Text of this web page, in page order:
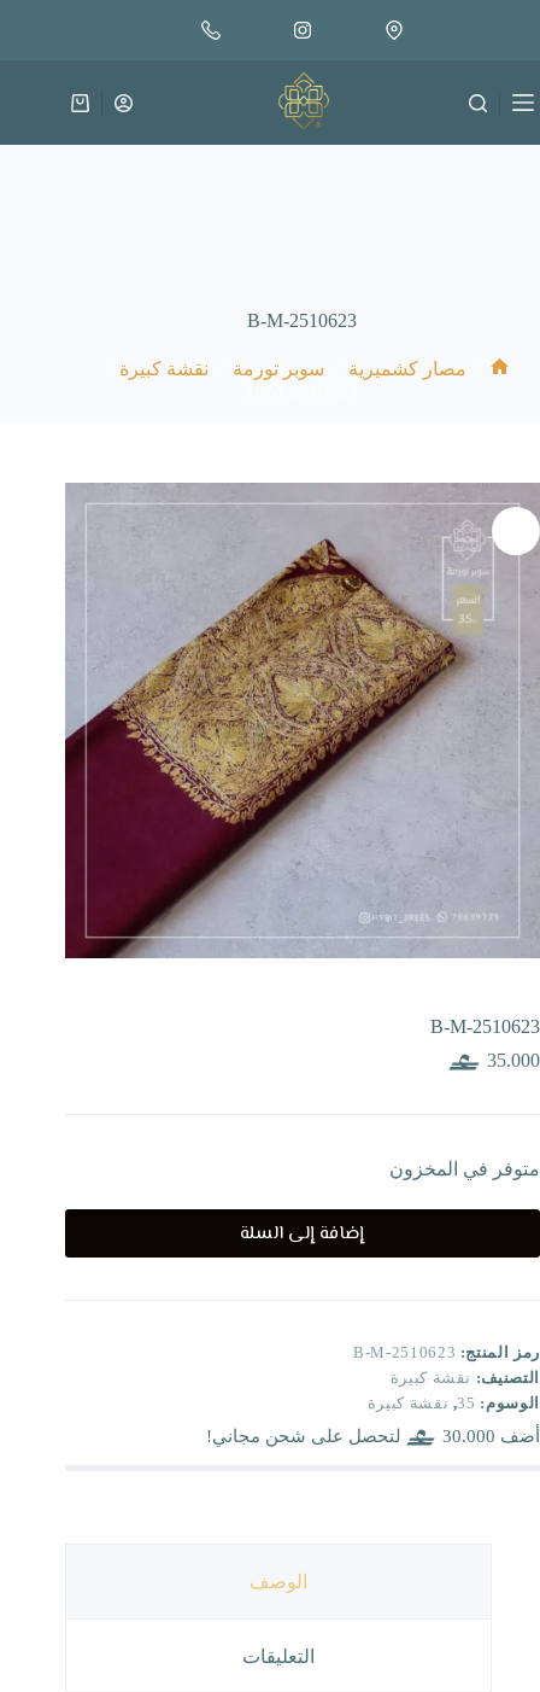
متوفر في المخزون
إضافة إلى السلة
عربة
B-M-2510623
مصار كشميرية سوبر تورمة نقشة كبيرة
B-M-2510623
35.000
متوفر في المخزون
إضافة إلى السلة
رمز المنتج: B-M-2510623
التصنيف: نقشة كبيرة
الوسوم: 35
, نقشة كبيرة
أضف 30.000 لتحصل على شحن مجاني!
الوصف
التعليقات